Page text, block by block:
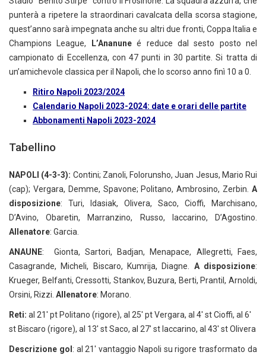
punterà a ripetere la straordinari cavalcata della scorsa stagione,
quest’anno sarà impegnata anche su altri due fronti, Coppa Italia e
Champions League,
L’Ananuneé reduce dal sesto posto nel
campionato di Eccellenza, con 47 punti in 30 partite. Si tratta di
un’amichevole classica per il Napoli, che lo scorso anno finì 10 a 0.
Ritiro Napoli 2023/2024
Calendario Napoli 2023-2024: date e orari delle partite
Abbonamenti Napoli 2023-2024
Tabellino
NAPOLI (4-3-3): Contini; Zanoli, Folorunsho, Juan Jesus, Mario Rui
(cap); Vergara, Demme, Spavone; Politano, Ambrosino, Zerbin. A
disposizione: Turi, Idasiak, Olivera, Saco, Cioffi, Marchisano,
D’Avino, Obaretin, Marranzino, Russo, Iaccarino, D’Agostino.
Allenatore: Garcia.
ANAUNE: Gionta, Sartori, Badjan, Menapace, Allegretti, Faes,
Casagrande, Micheli, Biscaro, Kumrija, Diagne. A disposizione:
Krueger, Belfanti, Cressotti, Stankov, Buzura, Berti, Prantil, Arnoldi,
Orsini, Rizzi. Allenatore: Morano.
Reti: al 21′ pt Politano (rigore), al 25′ pt Vergara, al 4′ st Cioffi, al 6′
st Biscaro (rigore), al 13′ st Saco, al 27′ st Iaccarino, al 43′ st Olivera
Descrizione gol : al 21′ vantaggio Napoli su rigore trasformato da